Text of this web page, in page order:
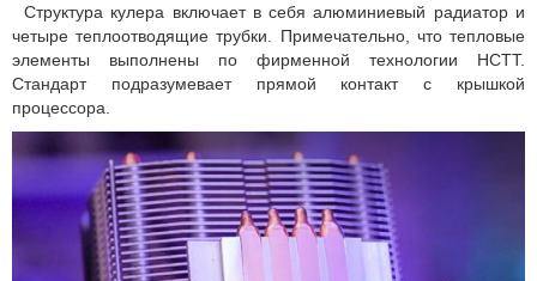
Структура кулера включает в себя алюминиевый радиатор и
четыре теплоотводящие трубки. Примечательно, что тепловые
элементы выполнены по фирменной технологии HCTT.
Стандарт подразумевает прямой контакт с крышкой
процессора.